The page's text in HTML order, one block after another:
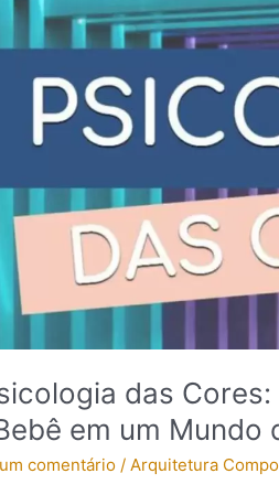
das
em um Mundo
comentário /Arquitetura